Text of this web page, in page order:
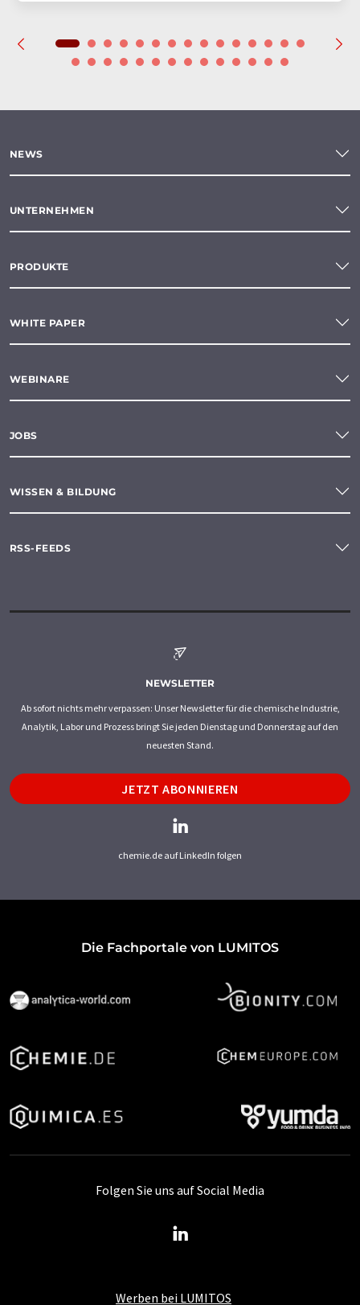
NEWS
UNTERNEHMEN
PRODUKTE
WHITE PAPER
WEBINARE
JOBS
WISSEN & BILDUNG
RSS-FEEDS
NEWSLETTER
Ab sofort nichts mehr verpassen: Unser Newsletter für die chemische Industrie,
Analytik, Labor und Prozess bringt Sie jeden Dienstag und Donnerstag auf den
neuesten Stand.
JETZT ABONNIEREN
chemie.de auf LinkedIn folgen
Die Fachportale von LUMITOS
Werben bei LUMITOS
Folgen Sie uns auf Social Media